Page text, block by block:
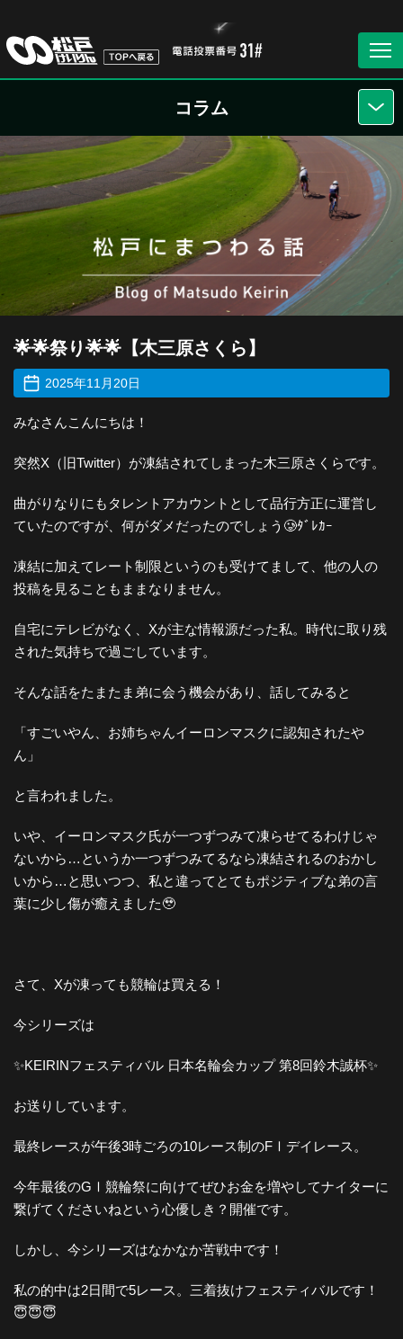
コラム
🌟🌟祭り🌟🌟【木三原さくら】
2025年11月20日
みなさんこんにちは！
突然X（旧Twitter）が凍結されてしまった木三原さくらです。
曲がりなりにもタレントアカウントとして品行方正に運営し
ていたのですが、何がダメだったのでしょう🥲ﾀﾞﾚｶｰ
凍結に加えてレート制限というのも受けてまして、他の人の
投稿を見ることもままなりません。
自宅にテレビがなく、Xが主な情報源だった私。時代に取り残
された気持ちで過ごしています。
そんな話をたまたま弟に会う機会があり、話してみると
「すごいやん、お姉ちゃんイーロンマスクに認知されたや
ん」
と言われました。
いや、イーロンマスク氏が一つずつみて凍らせてるわけじゃ
ないから…というか一つずつみてるなら凍結されるのおかし
いから…と思いつつ、私と違ってとてもポジティブな弟の言
葉に少し傷が癒えました🥹
さて、Xが凍っても競輪は買える！
今シリーズは
✨KEIRINフェスティバル 日本名輪会カップ 第8回鈴木誠杯✨
お送りしています。
最終レースが午後3時ごろの10レース制のFⅠデイレース。
今年最後のGⅠ競輪祭に向けてぜひお金を増やしてナイターに
繋げてくださいねという心優しき？開催です。
しかし、今シリーズはなかなか苦戦中です！
私の的中は2日間で5レース。三着抜けフェスティバルです！
😇😇😇